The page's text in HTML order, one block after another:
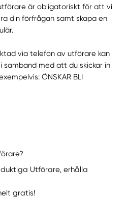
är obligatoriskt för att vi
din förfrågan samt skapa en
via telefon av utförare kan
med att du skickar in
ÖNSKAR BLI
Utförare, erhålla
gratis!